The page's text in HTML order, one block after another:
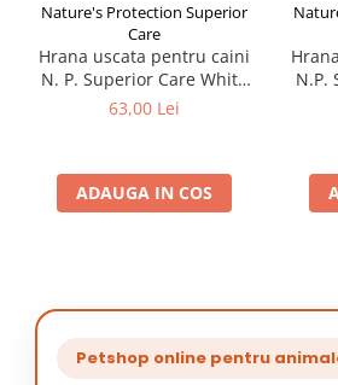
Nature's Protection Superior
Care
Hrana uscata pentru caini
N. P. Superior Care White
Dogs Mini Adult cu somon
63,00 Lei
ADAUGA IN COS
N.P.
Petshop online pentru